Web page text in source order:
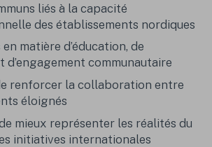
liés à la capacité
des établissements nordiques
matière d’éducation, de
d’engagement communautaire
renforcer la collaboration entre
éloignés
mieux représenter les réalités du
initiatives internationales